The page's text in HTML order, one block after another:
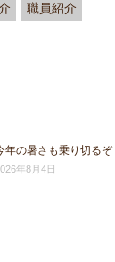
職員紹介
年の暑さも乗り切るぞ
年8月4日